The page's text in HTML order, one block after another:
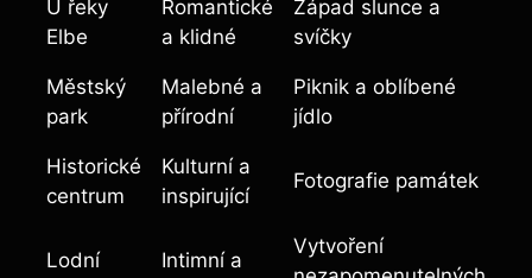
U řeky
Elbe
Romantické
a klidné
Západ slunce a
svíčky
Městský
park
Malebné a
přírodní
Piknik a oblíbené
jídlo
Historické
centrum
Kulturní a
inspirující
Fotografie památek
Lodní
Intimní a
Vytvoření